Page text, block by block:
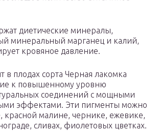
диетические минералы,
минеральный марганец и калий,
кровяное давление.
в плодах сорта Черная лакомка
к повышенному уровню
соединений с мощными
эффектами. Эти пигменты можно
красной малине, чернике, ежевике,
сливах, фиолетовых цветках.